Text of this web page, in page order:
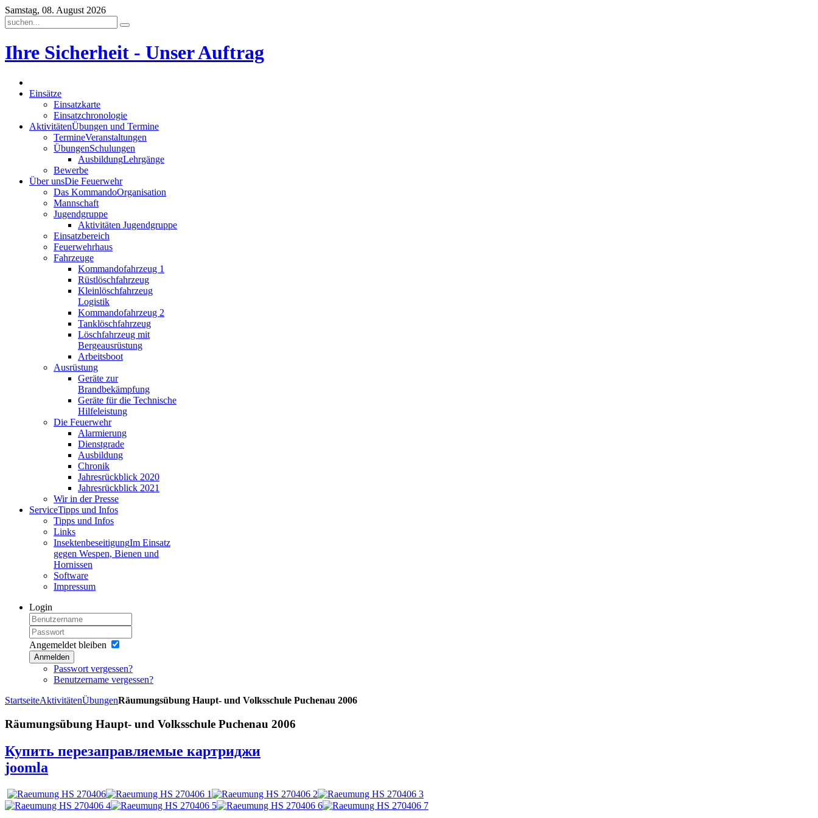
Samstag, 08. August 2026
Ihre Sicherheit - Unser Auftrag
Einsätze
Einsatzkarte
Einsatzchronologie
AktivitätenÜbungen und Termine
TermineVeranstaltungen
ÜbungenSchulungen
AusbildungLehrgänge
Bewerbe
Über unsDie Feuerwehr
Das KommandoOrganisation
Mannschaft
Jugendgruppe
Aktivitäten Jugendgruppe
Einsatzbereich
Feuerwehrhaus
Fahrzeuge
Kommandofahrzeug 1
Rüstlöschfahrzeug
Kleinlöschfahrzeug
Logistik
Kommandofahrzeug 2
Tanklöschfahrzeug
Löschfahrzeug mit
Bergeausrüstung
Arbeitsboot
Ausrüstung
Geräte zur
Brandbekämpfung
Geräte für die Technische
Hilfeleistung
Die Feuerwehr
Alarmierung
Dienstgrade
Ausbildung
Chronik
Jahresrückblick 2020
Jahresrückblick 2021
Wir in der Presse
ServiceTipps und Infos
Tipps und Infos
Links
InsektenbeseitigungIm Einsatz
gegen Wespen, Bienen und
Hornissen
Software
Impressum
Login
Angemeldet bleiben
Anmelden
Passwort vergessen?
Benutzername vergessen?
StartseiteAktivitätenÜbungenRäumungsübung Haupt- und Volksschule Puchenau 2006
Räumungsübung Haupt- und Volksschule Puchenau 2006
Купить перезаправляемые картриджи
joomla